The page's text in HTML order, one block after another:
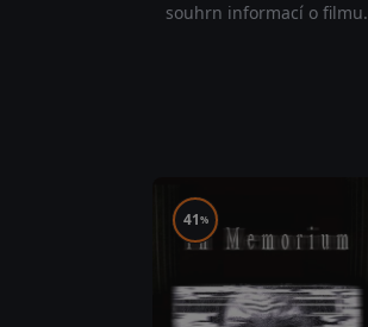
souhrn informací o filmu.
41%